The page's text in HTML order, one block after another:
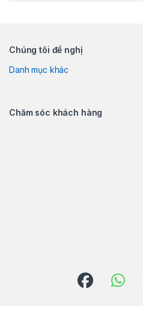
Chúng tôi đề nghị
Danh mục khác
Chăm sóc khách hàng